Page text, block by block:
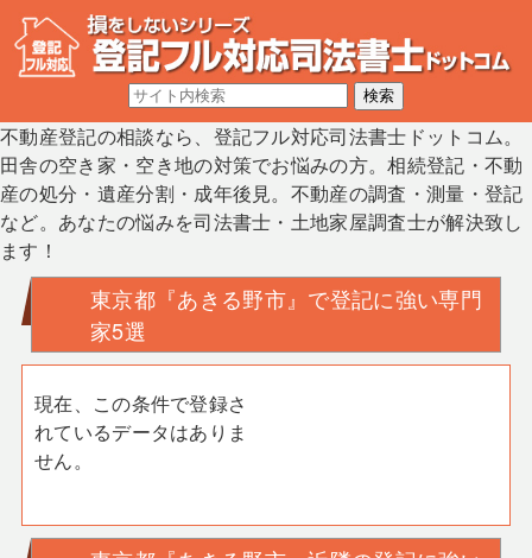
不動産登記の相談なら、登記フル対応司法書士ドットコム。
田舎の空き家・空き地の対策でお悩みの方。相続登記・不動
産の処分・遺産分割・成年後見。不動産の調査・測量・登記
など。あなたの悩みを司法書士・土地家屋調査士が解決致し
ます！
東京都『あきる野市』で登記に強い専門
家5選
現在、この条件で登録さ
れているデータはありま
せん。